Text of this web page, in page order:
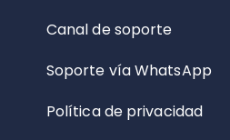
Canal de soporte
Soporte vía WhatsApp
Política de privacidad